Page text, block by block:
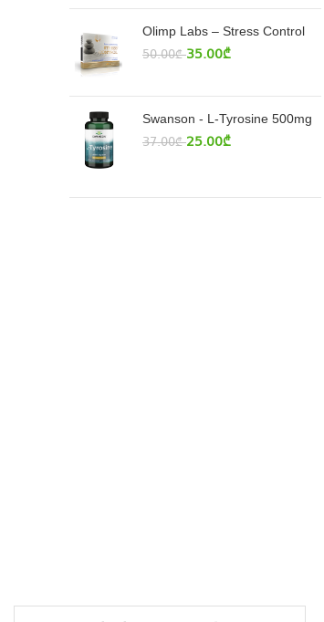
Olimp Labs – Stress Control
50.00₾ 35.00₾
Swanson - L-Tyrosine 500mg
37.00₾ 25.00₾